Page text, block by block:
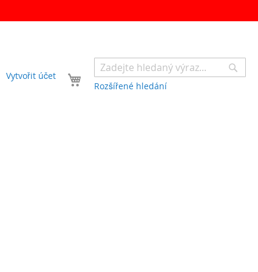
Rozšířené hledání
Váš košík
Vytvořit účet